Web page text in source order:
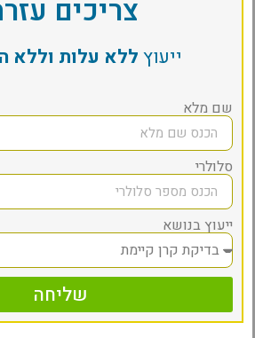
צריכים
ייעוץללא עלות וללא
שם מלא
סלולרי
ייעוץ בנושא
שליחה